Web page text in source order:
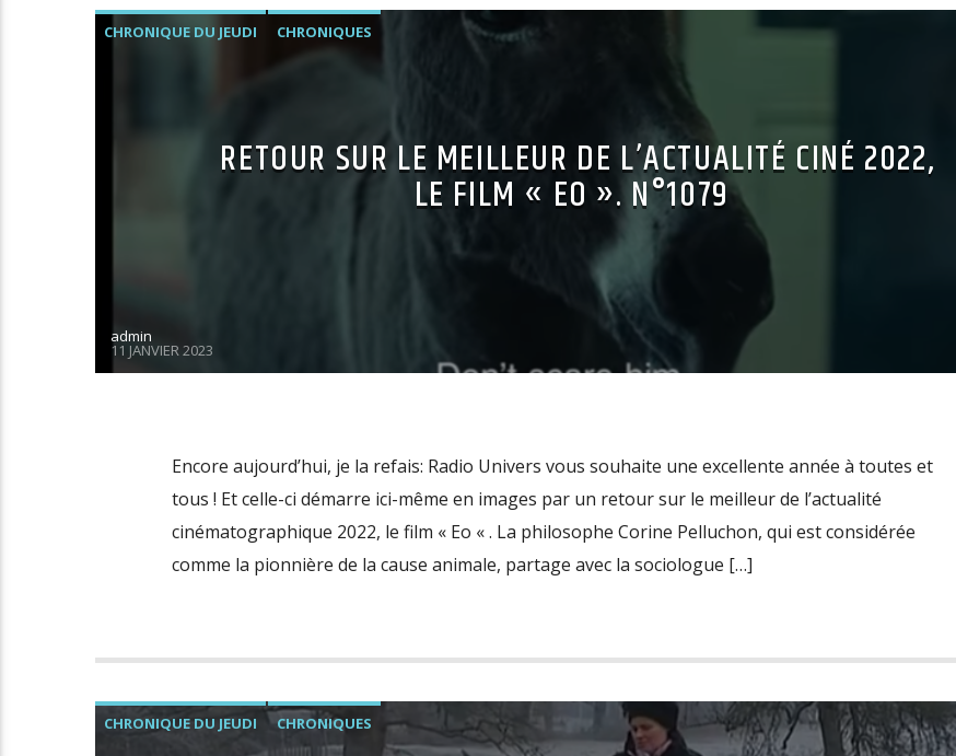
CHRONIQUE DU JEUDI CHRONIQUES
RETOUR SUR LE MEILLEUR DE L’ACTUALITÉ CINÉ 2022,
LE FILM « EO ». N°1079
admin
11 JANVIER 2023
Encore aujourd’hui, je la refais: Radio Univers vous souhaite une excellente année à toutes et
tous ! Et celle-ci démarre ici-même en images par un retour sur le meilleur de l’actualité
cinématographique 2022, le film « Eo « . La philosophe Corine Pelluchon, qui est considérée
comme la pionnière de la cause animale, partage avec la sociologue […]
CHRONIQUE DU JEUDI CHRONIQUES